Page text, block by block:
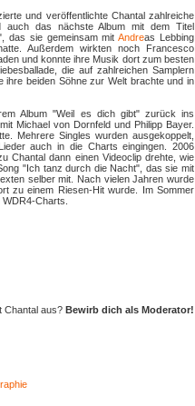
und veröffentlichte Chantal zahlreiche
auch das nächste Album mit dem Titel
das sie gemeinsam mitAndreas Lebbing
Außerdem wirkten noch Francesco
und konnte ihre Musik dort zum besten
die auf zahlreichen Samplern
ihre beiden Söhne zur Welt brachte und in
Album "Weil es dich gibt" zurück ins
Michael von Dornfeld und Philipp Bayer.
Mehrere Singles wurden ausgekoppelt,
auch in die Charts eingingen. 2006
Chantal dann einen Videoclip drehte, wie
"Ich tanz durch die Nacht", das sie mit
selber mit. Nach vielen Jahren wurde
zu einem Riesen-Hit wurde. Im Sommer
Charts.
Chantal aus? Bewirb dich als Moderator!